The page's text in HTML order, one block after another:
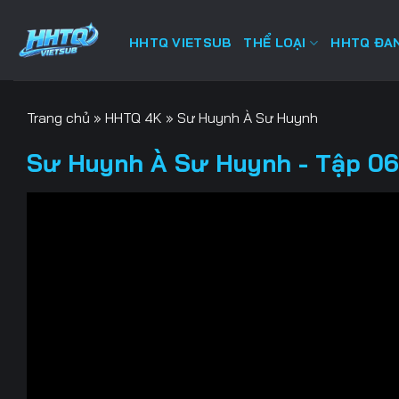
HHTQ VIETSUB THỂ LOẠI HHTQ
Trang chủ » HHTQ 4K » Sư Huynh À Sư Huynh
Sư Huynh À Sư Huynh - Tập